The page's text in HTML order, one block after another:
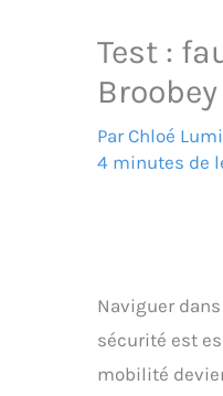
Test :
Par Chloé
4 minutes de
Naviguer
sécurité est
mobilité